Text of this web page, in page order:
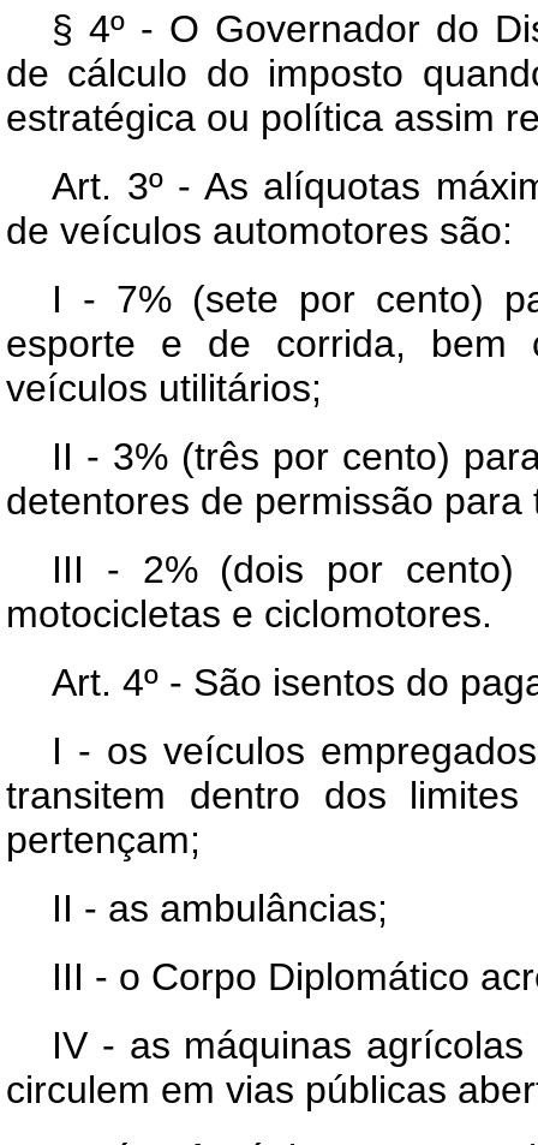
§ 4º - O Governador do
de cálculo do imposto
estratégica ou política assim
Art. 3º - As alíquotas
de veículos automotores são:
I - 7% (sete por cento)
esporte e de corrida, bem
veículos utilitários;
II - 3% (três por cento)
detentores de permissão
III - 2% (dois por cento)
motocicletas e ciclomotores.
Art. 4º - São isentos do
I - os veículos
transitem dentro dos
pertençam;
II - as ambulâncias;
III - o Corpo Diplomático
IV - as máquinas
circulem em vias públicas